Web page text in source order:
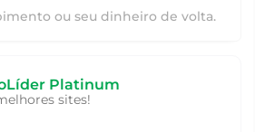
ou seu dinheiro de volta.
Platinum
sites!